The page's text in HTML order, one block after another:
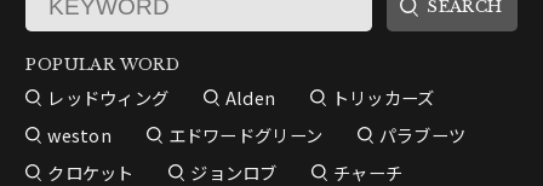
POPULAR WORD
レッドウィング Alden
トリッカーズ
weston
エドワードグリーン
パラブーツ
クロケット
ジョンロブ
チャーチ